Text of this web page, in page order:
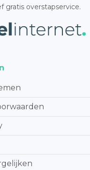
gratis overstapservice.